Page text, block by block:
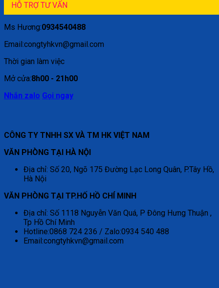
HỖ TRỢ TƯ VẤN
Ms Hương:0934540488
Email:congtyhkvn@gmail.com
Thời gian làm việc
Mở cửa:8h00 - 21h00
Nhắn zalo Gọi ngay
CÔNG TY TNHH SX VÀ TM HK VIỆT NAM
VĂN PHÒNG TẠI HÀ NỘI
Địa chỉ: Số 20, Ngõ 175 Đường Lạc Long Quân, P.Tây Hồ,
Hà Nội
VĂN PHÒNG TẠI TP.HỐ HỒ CHÍ MINH
Địa chỉ: Số 1118 Nguyễn Văn Quá, P Đông Hưng Thuận ,
Tp Hồ Chí Minh
Hotline:0868 724 236 / Zalo:0934 540 488
Email:congtyhkvn@gmail.com